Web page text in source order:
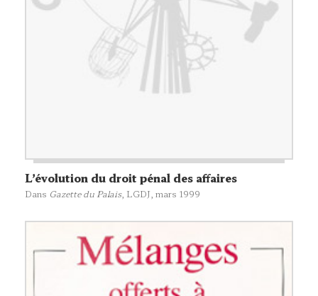
L’évolution du droit pénal des affaires
Dans Gazette du Palais, LGDJ , mars 1999